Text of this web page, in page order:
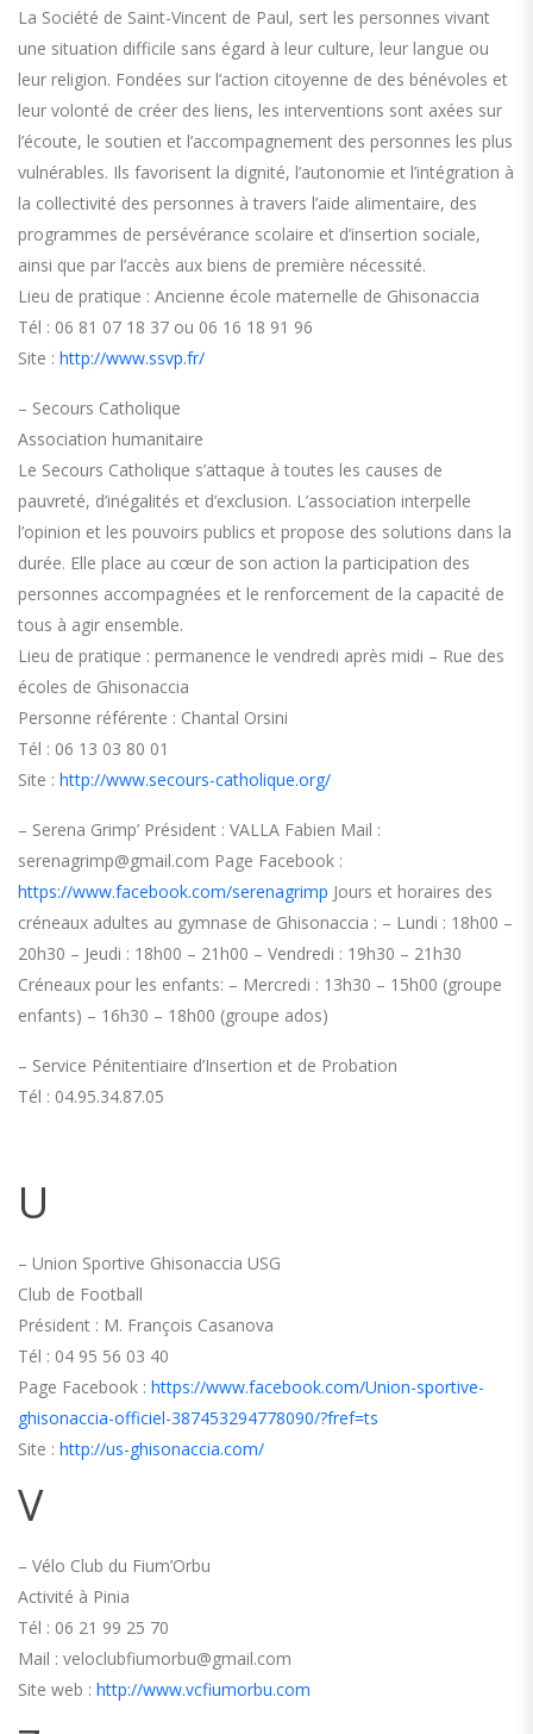
La Société de Saint-Vincent de Paul, sert les personnes vivant
une situation difficile sans égard à leur culture, leur langue ou
leur religion. Fondées sur l’action citoyenne de des bénévoles et
leur volonté de créer des liens, les interventions sont axées sur
l’écoute, le soutien et l’accompagnement des personnes les plus
vulnérables. Ils favorisent la dignité, l’autonomie et l’intégration à
la collectivité des personnes à travers l’aide alimentaire, des
programmes de persévérance scolaire et d’insertion sociale,
ainsi que par l’accès aux biens de première nécessité.
Lieu de pratique : Ancienne école maternelle de Ghisonaccia
Tél : 06 81 07 18 37 ou 06 16 18 91 96
Site : http://www.ssvp.fr/
– Secours Catholique
Association humanitaire
Le Secours Catholique s’attaque à toutes les causes de
pauvreté, d’inégalités et d’exclusion. L’association interpelle
l’opinion et les pouvoirs publics et propose des solutions dans la
durée. Elle place au cœur de son action la participation des
personnes accompagnées et le renforcement de la capacité de
tous à agir ensemble.
Lieu de pratique : permanence le vendredi après midi – Rue des
écoles de Ghisonaccia
Personne référente : Chantal Orsini
Tél : 06 13 03 80 01
Site : http://www.secours-catholique.org/
– Serena Grimp’ Président : VALLA Fabien Mail :
serenagrimp@gmail.com Page Facebook :
https://www.facebook.com/serenagrimp Jours et horaires des
créneaux adultes au gymnase de Ghisonaccia : – Lundi : 18h00 –
20h30 – Jeudi : 18h00 – 21h00 – Vendredi : 19h30 – 21h30
Créneaux pour les enfants: – Mercredi : 13h30 – 15h00 (groupe
enfants) – 16h30 – 18h00 (groupe ados)
– Service Pénitentiaire d’Insertion et de Probation
Tél : 04.95.34.87.05
U
– Union Sportive Ghisonaccia USG
Club de Football
Président : M. François Casanova
Tél : 04 95 56 03 40
Page Facebook : https://www.facebook.com/Union-sportive-
ghisonaccia-officiel-387453294778090/?fref=ts
Site : http://us-ghisonaccia.com/
V
– Vélo Club du Fium’Orbu
Activité à Pinia
Tél : 06 21 99 25 70
Mail : veloclubfiumorbu@gmail.com
Site web : http://www.vcfiumorbu.com